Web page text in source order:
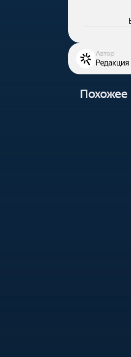
Автор
Редакция
Похожее